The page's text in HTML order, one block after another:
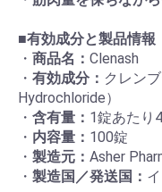
■有効成分と製品情報
・ 商品名： Clenash
・ 有効成分： クレン
Hydrochloride）
・ 含有量： 1錠あたり
・ 内容量： 100錠
・ 製造元： Asher
・ 製造国／発送国：